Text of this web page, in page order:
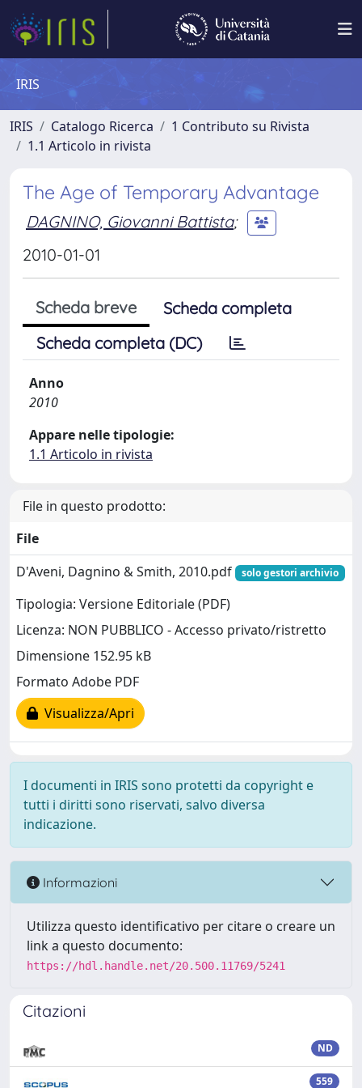
IRIS
IRIS Catalogo Ricerca
1 Contributo su Rivista
1.1 Articolo in rivista
The Age of Temporary Advantage
DAGNINO, Giovanni Battista;
2010-01-01
Scheda breve
Scheda completa
Scheda completa (DC)
Anno
2010
Appare nelle tipologie:
1.1 Articolo in rivista
File in questo prodotto:
File
D'Aveni, Dagnino & Smith, 2010.pdf
solo gestori archivio
Tipologia: Versione Editoriale (PDF)
Licenza: NON PUBBLICO - Accesso privato/ristretto
Dimensione 152.95 kB
Formato Adobe PDF
Visualizza/Apri
I documenti in IRIS sono protetti da copyright e
tutti i diritti sono riservati, salvo diversa
indicazione.
Informazioni
Utilizza questo identificativo per citare o creare un
link a questo documento:
https://hdl.handle.net/20.500.11769/5241
Citazioni
ND
559